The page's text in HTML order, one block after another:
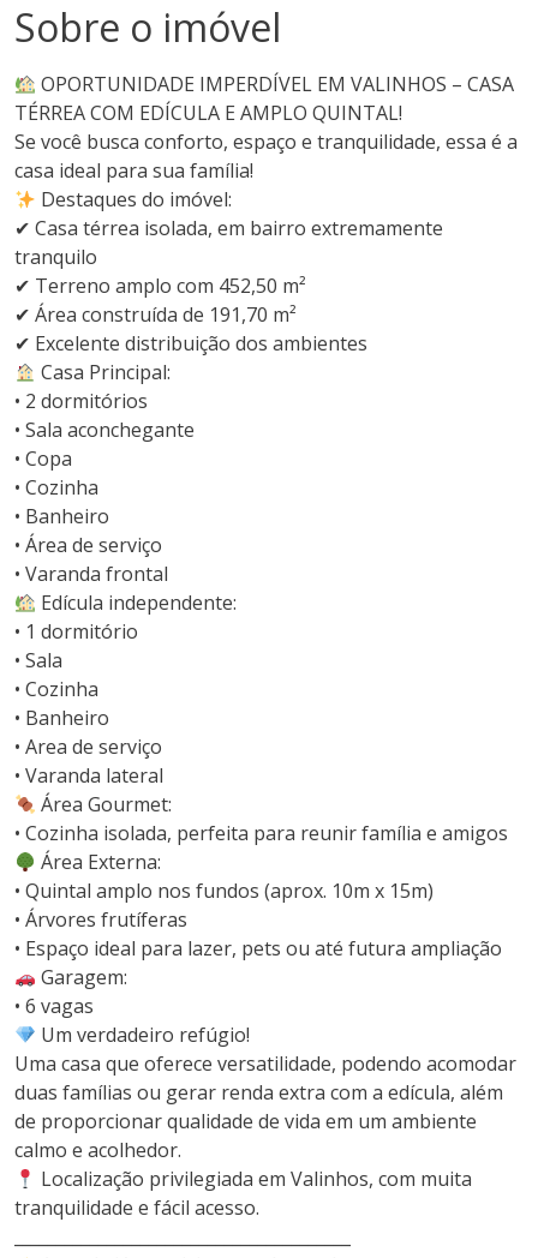
Sobre o imóvel
OPORTUNIDADE IMPERDÍVEL EM VALINHOS – CASA
TÉRREA COM EDÍCULA E AMPLO QUINTAL!
Se você busca conforto, espaço e tranquilidade, essa é a
casa ideal para sua família!
Destaques do imóvel:
✔ Casa térrea isolada, em bairro extremamente
tranquilo
✔ Terreno amplo com 452,50 m²
✔ Área construída de 191,70 m²
✔ Excelente distribuição dos ambientes
Casa Principal:
• 2 dormitórios
• Sala aconchegante
• Copa
• Cozinha
• Banheiro
• Área de serviço
• Varanda frontal
Edícula independente:
• 1 dormitório
• Sala
• Cozinha
• Banheiro
• Area de serviço
• Varanda lateral
Área Gourmet:
• Cozinha isolada, perfeita para reunir família e amigos
Área Externa:
• Quintal amplo nos fundos (aprox. 10m x 15m)
• Árvores frutíferas
• Espaço ideal para lazer, pets ou até futura ampliação
Garagem:
• 6 vagas
Um verdadeiro refúgio!
Uma casa que oferece versatilidade, podendo acomodar
duas famílias ou gerar renda extra com a edícula, além
de proporcionar qualidade de vida em um ambiente
calmo e acolhedor.
Localização privilegiada em Valinhos, com muita
tranquilidade e fácil acesso.